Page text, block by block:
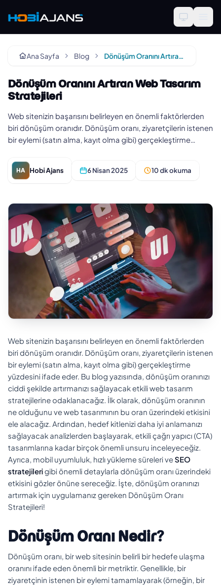
Ana Sayfa Blog Dönüşüm Oranını Artıran Web Tasarım Stratejileri
Dönüşüm Oranını Artıran Web Tasarım
Stratejileri
Web sitenizin başarısını belirleyen en önemli faktörlerden
biri dönüşüm oranıdır. Dönüşüm oranı, ziyaretçilerin istenen
bir eylemi (satın alma, kayıt olma gibi) gerçekleştirme
HA Hobi Ajans 6 Nisan 2025 10 dk okuma
Web sitenizin başarısını belirleyen en önemli faktörlerden
biri dönüşüm oranıdır. Dönüşüm oranı, ziyaretçilerin istenen
bir eylemi (satın alma, kayıt olma gibi) gerçekleştirme
yüzdesini ifade eder. Bu blog yazısında, dönüşüm oranınızı
ciddi şekilde artırmanızı sağlayacak etkili web tasarım
stratejilerine odaklanacağız. İlk olarak, dönüşüm oranının
ne olduğunu ve web tasarımının bu oran üzerindeki etkisini
ele alacağız. Ardından, hedef kitlenizi daha iyi anlamanızı
sağlayacak analizlerden başlayarak, etkili çağrı yapıcı (CTA)
tasarımlarına kadar birçok önemli unsuru inceleyeceğiz.
Ayrıca, mobil uyumluluk, hızlı yükleme süreleri veSEO
stratejilerigibi önemli detaylarla dönüşüm oranı üzerindeki
etkisini gözler önüne sereceğiz. İşte, dönüşüm oranınızı
artırmak için uygulamanız gereken Dönüşüm Oranı
Stratejileri!
Dönüşüm Oranı Nedir?
Dönüşüm oranı, bir web sitesinin belirli bir hedefe ulaşma
oranını ifade eden önemli bir metriktir. Genellikle, bir
ziyaretçinin istenen bir eylemi tamamlayarak (örneğin, bir